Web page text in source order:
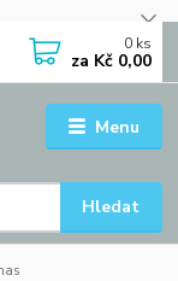
Menu
Hledat
0 ks
za Kč 0,00